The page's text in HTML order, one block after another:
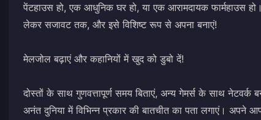
पेंटहाउस हो, एक आधुनिक घर हो, या एक आरामदायक
लेकर सजावट तक, और इसे विशिष्ट रूप से अपना बनाएं!
मेलजोल बढ़ाएं और कहानियों में खुद को डुबो दें!
दोस्तों के साथ गुणवत्तापूर्ण समय बिताएं, अन्य गेमर्स के साथ
अनंत दुनिया में विभिन्न प्रकार की बातचीत का पता लगाएं। अपने